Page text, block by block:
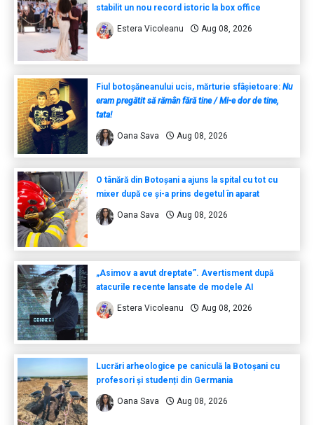
stabilit un nou record istoric la box office
Estera Vicoleanu Aug 08, 2026
Fiul botoșăneanului ucis, mărturie sfâșietoare: Nu
eram pregătit să rămân fără tine / Mi-e dor de tine,
tata!
Oana Sava Aug 08, 2026
O tânără din Botoșani a ajuns la spital cu tot cu
mixer după ce și-a prins degetul în aparat
Oana Sava Aug 08, 2026
„Asimov a avut dreptate”. Avertisment după
atacurile recente lansate de modele AI
Estera Vicoleanu Aug 08, 2026
Lucrări arheologice pe caniculă la Botoșani cu
profesori și studenți din Germania
Oana Sava Aug 08, 2026